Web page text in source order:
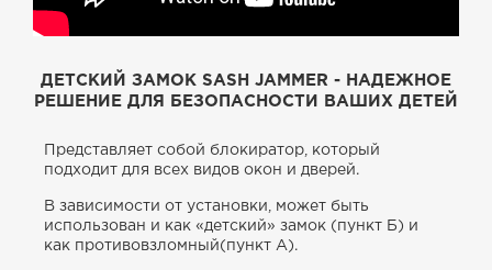
ДЕТСКИЙ ЗАМОК SASH JAMMER - НАДЕЖНОЕ
РЕШЕНИЕ ДЛЯ БЕЗОПАСНОСТИ ВАШИХ ДЕТЕЙ
Представляет собой блокиратор, который
подходит для всех видов окон и дверей.
В зависимости от установки, может быть
использован и как «детский» замок (пункт Б) и
как противовзломный(пункт А).